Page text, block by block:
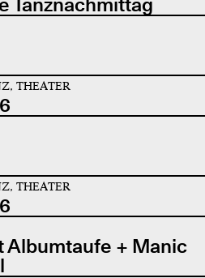
THEATER
THEATER
Albumtaufe + Manic